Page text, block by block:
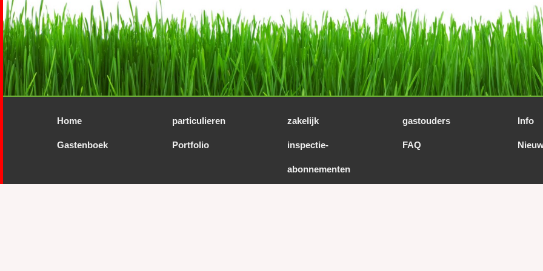
Home particulieren zakelijk gastouders Info
Gastenboek Portfolio inspectie-
abonnementen
FAQ